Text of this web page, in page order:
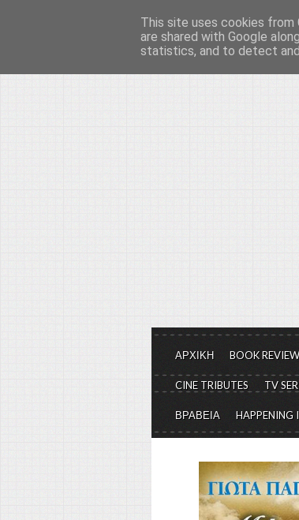
Το μεγαλείο
Είμαστε πάντα εδώ για
ΑΡΧΙΚΗ BOOK
CINE TRIBUTES TV
ΒΡΑΒΕΙΑ HAPPENING
This site uses cookies from
are shared with Google
statistics, and to detect